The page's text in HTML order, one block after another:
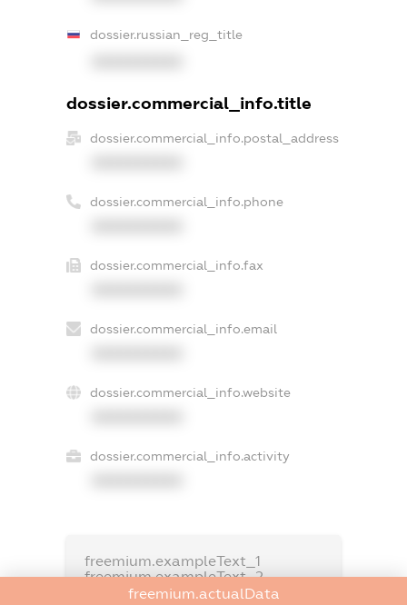
dossier.russian_reg_title
dossier.commercial_info.title
dossier.commercial_info.postal_address
dossier.commercial_info.phone
dossier.commercial_info.fax
dossier.commercial_info.email
dossier.commercial_info.website
dossier.commercial_info.activity
freemium.exampleText_1
freemium.exampleText_2
freemium.anonymousPerSearch2
freemium.actualData